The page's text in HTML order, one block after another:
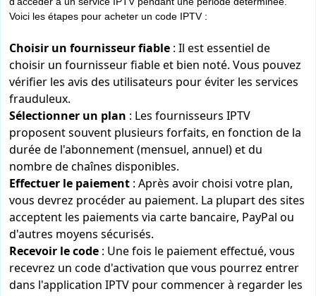
Voici les étapes pour acheter un code IPTV :
Choisir un fournisseur fiable : Il est essentiel de
choisir un fournisseur fiable et bien noté. Vous pouvez
vérifier les avis des utilisateurs pour éviter les services
frauduleux.
Sélectionner un plan : Les fournisseurs IPTV
proposent souvent plusieurs forfaits, en fonction de la
durée de l'abonnement (mensuel, annuel) et du
nombre de chaînes disponibles.
Effectuer le paiement : Après avoir choisi votre plan,
vous devrez procéder au paiement. La plupart des sites
acceptent les paiements via carte bancaire, PayPal ou
d'autres moyens sécurisés.
Recevoir le code : Une fois le paiement effectué, vous
recevrez un code d'activation que vous pourrez entrer
dans l'application IPTV pour commencer à regarder les